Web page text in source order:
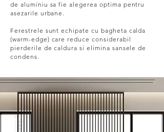
de aluminiu sa fie alegerea optima pentru
asezarile urbane.
Ferestrele sunt echipate cu bagheta calda
(warm-edge) care reduce considerabil
pierderile de caldura si elimina sansele de
condens.